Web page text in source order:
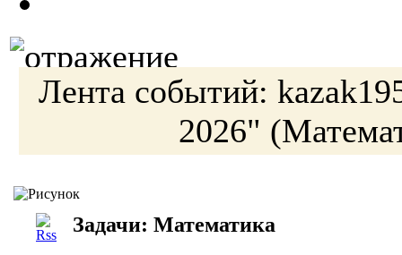
Лента событий:
2026"
Задачи: Математика